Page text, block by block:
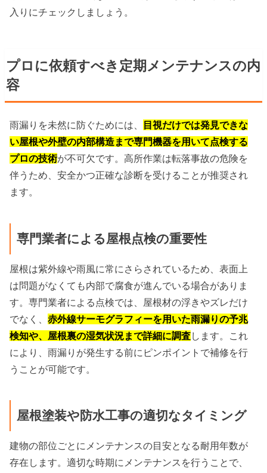
入りにチェックしましょう。
プロに依頼すべき定期メンテナンスの内
容
雨漏りを未然に防ぐためには、 目視だけでは発見できな
い屋根や外壁の内部構造まで専門機器を用いて点検する
プロの技術が不可欠です。高所作業は転落事故の危険を
伴うため、安全かつ正確な診断を受けることが推奨され
ます。
専門業者による屋根点検の重要性
屋根は紫外線や雨風に常にさらされているため、表面上
は問題がなくても内部で腐食が進んでいる場合がありま
す。専門業者による点検では、屋根材の浮きやズレだけ
でなく、赤外線サーモグラフィーを用いた雨漏りの予兆
検知や、屋根裏の湿気状況まで詳細に調査します。これ
により、雨漏りが発生する前にピンポイントで補修を行
うことが可能です。
屋根塗装や防水工事の適切なタイミング
建物の部位ごとにメンテナンスの目安となる耐用年数が
存在します。適切な時期にメンテナンスを行うことで、